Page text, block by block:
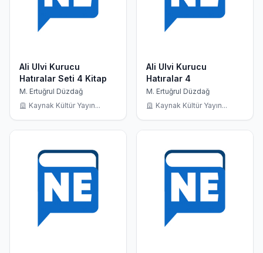
Ali Ulvi Kurucu
Hatıralar Seti 4 Kitap
M. Ertuğrul Düzdağ
Kaynak Kültür Yayın...
Ali Ulvi Kurucu
Hatıralar 4
M. Ertuğrul Düzdağ
Kaynak Kültür Yayın...